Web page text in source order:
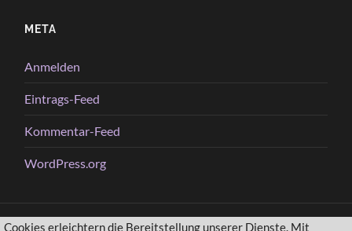
META
Anmelden
Eintrags-Feed
Kommentar-Feed
WordPress.org
Cookies erleichtern die Bereitstellung unserer Dienste. Mit